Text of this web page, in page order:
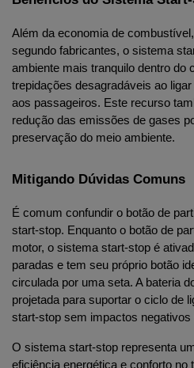
Além da economia de
segundo fabricantes, o sistema
ambiente mais tranquilo dentro do
trepidações desagradáveis ao
aos passageiros. Este recurso
redução das emissões de gases
preservação do meio ambiente.
Mitigando Dúvidas Comuns
É comum confundir o botão de
start-stop. Enquanto o botão de
motor, o sistema start-stop é
paradas e tem seu próprio botão
circulada por uma seta. A bateria
projetada para suportar o ciclo de
start-stop sem impactos negativos
O sistema start-stop representa
eficiência energética e conforto no